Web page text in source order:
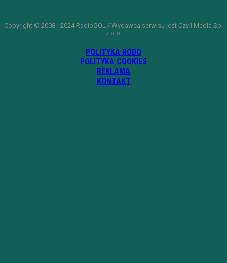
Copyright © 2008 - 2024 RadioGOL / Wydawcą serwisu jest Czyli Media Sp.
z o.o.
POLITYKA RODO
POLITYKA COOKIES
REKLAMA
KONTAKT